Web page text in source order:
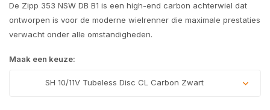
De Zipp 353 NSW DB B1 is een high-end carbon achterwiel dat
ontworpen is voor de moderne wielrenner die maximale prestaties
verwacht onder alle omstandigheden.
Maak een keuze:
SH 10/11V Tubeless Disc CL Carbon Zwart